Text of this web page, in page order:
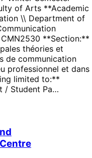
of Arts **Academic
\\ Department of
**Section:**
théories et
de communication
professionnel et dans
limited to:**
/ Student Pa…